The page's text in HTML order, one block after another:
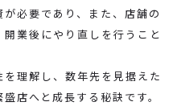
必要であり、また、店舗の
業後にやり直しを行うこと
理解し、数年先を見据えた
店へと成長する秘訣です。